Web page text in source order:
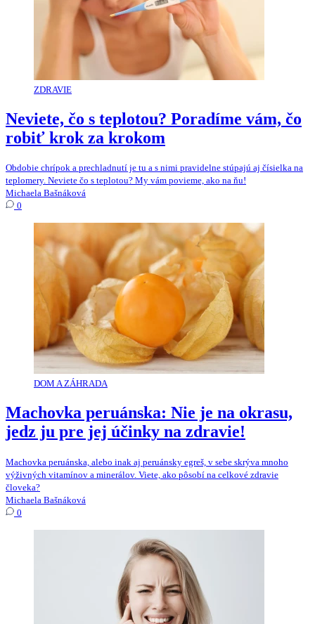
ZDRAVIE
Neviete, čo s teplotou? Poradíme vám, čo
robiť krok za krokom
Obdobie chrípok a prechladnutí je tu a s nimi pravidelne stúpajú aj čísielka na
teplomery. Neviete čo s teplotou? My vám povieme, ako na ňu!
Michaela Bašnáková
0
DOM A ZÁHRADA
Machovka peruánska: Nie je na okrasu,
jedz ju pre jej účinky na zdravie!
Machovka peruánska, alebo inak aj peruánsky egreš, v sebe skrýva mnoho
výživných vitamínov a minerálov. Viete, ako pôsobí na celkové zdravie
človeka?
Michaela Bašnáková
0